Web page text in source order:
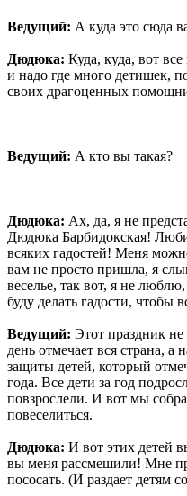
Ведущий: А куда это сюда
Дюдюка: Куда, куда, вот
и надо где много детишек,
своих драгоценных
Ведущий: А кто вы такая?
Дюдюка: Ах, да, я не
Дюдюка Барбидокская!
всяких гадостей! Меня
вам не просто пришла, я
веселье, так вот, я не
буду делать гадости, чтобы
Ведущий: Этот праздник
день отмечает вся страна, а
защиты детей, который
года. Все дети за год
повзрослели. И вот мы
повеселиться.
Дюдюка: И вот этих детей
вы меня рассмешили! Мне
пососать. (И раздает детям